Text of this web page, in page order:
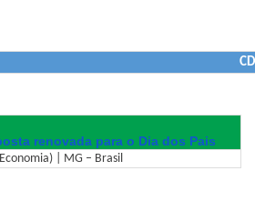
renovada para o Dia dos Pais
| MG – Brasil